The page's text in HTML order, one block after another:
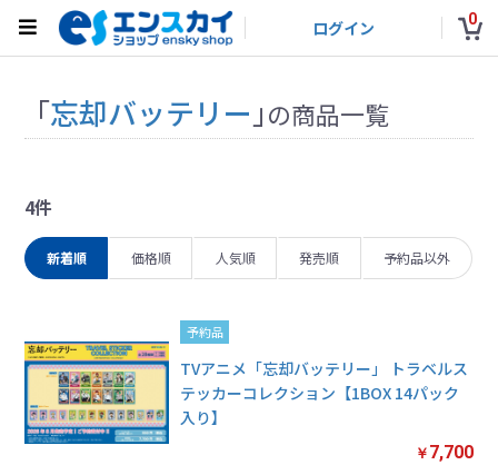
ログイン 0
「忘却バッテリー 」の商品一覧
4件
新着順 価格順 人気順 発売順 予約品以外
予約品
TVアニメ「忘却バッテリー」 トラベルス
テッカーコレクション【1BOX 14パック
入り】
￥ 7,700